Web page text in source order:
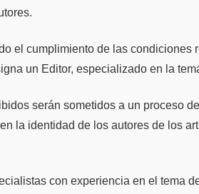
el cumplimiento de las condiciones
un Editor, especializado en la
serán sometidos a un proceso
la identidad de los autores de los
con experiencia en el tema